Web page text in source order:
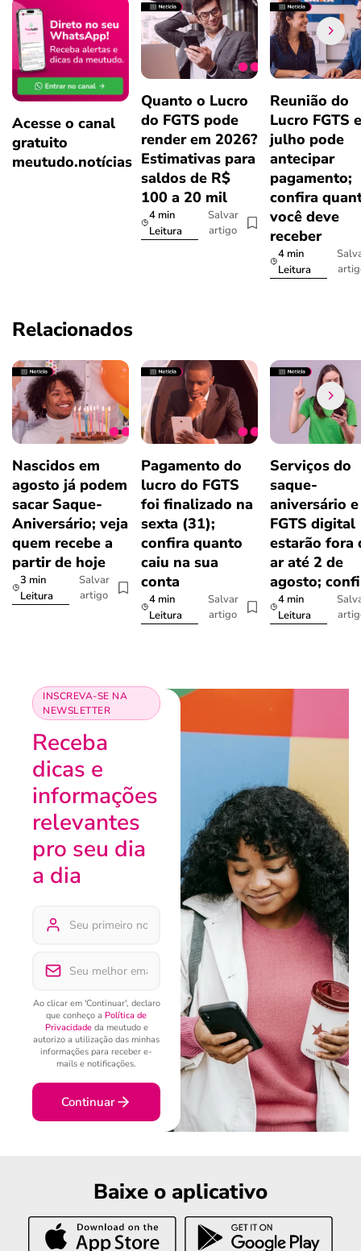
Acesse o canal
gratuito
meutudo.notícias
Quanto o Lucro
do FGTS pode
render em 2026?
Estimativas para
saldos de R$
100 a 20 mil
4 min
Leitura
Salvar
artigo
Reunião do
Lucro FGTS
julho pode
antecipar
pagamento;
confira
você deve
receber
4 min
Leitura
Relacionados
Nascidos em
agosto já podem
sacar Saque-
Aniversário; veja
quem recebe a
partir de hoje
3 min
Leitura
Salvar
artigo
Pagamento do
lucro do FGTS
foi finalizado na
sexta (31);
confira quanto
caiu na sua
conta
4 min
Leitura
Salvar
artigo
Serviços do
saque-
aniversário e
FGTS digital
estarão fora
ar até 2 de
agosto;
4 min
Leitura
INSCREVA-SE NA
NEWSLETTER
Receba
dicas e
informações
relevantes
pro seu dia
a dia
Ao clicar em 'Continuar', declaro
que conheço a Política de
Privacidadeda meutudo e
autorizo a utilização das minhas
informações para receber e-
mails e notificações.
Continuar
Baixe o aplicativo